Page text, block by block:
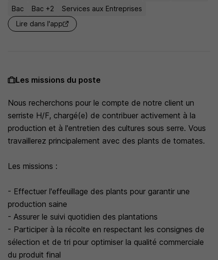
Bac
Bac +2
Services aux Entreprises
Lire dans l'app
Les missions du poste
Nous recherchons pour le compte de notre client un
serriste H/F, chargé(e) de contribuer activement à la
production et à l'entretien des cultures sous serre. Vous
travaillerez principalement avec des plants de tomates.
Les missions :
- Effectuer l'effeuillage des plants pour garantir une
production saine
- Assurer le suivi quotidien des plantations
- Participer à la récolte en respectant les consignes de
sélection et de tri pour optimiser la qualité commerciale
du produit final